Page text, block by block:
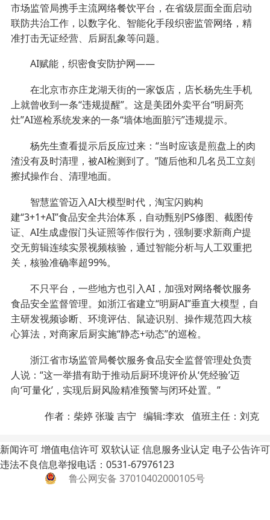
市场监管局携手主流网络餐饮平台，在省级层面全面启动
联防共治工作，以数字化、智能化手段织密监管网络，精
准打击无证经营、后厨乱象等问题。
AI赋能，织密食安防护网——
在北京市亦庄龙湖天街的一家饭店，店长杨先生手机
上就曾收到一条“违规提醒”。这是美团外卖平台“明厨亮
灶”AI巡检系统发来的一条“墙体地面脏污”违规提示。
杨先生查看提示后反应过来：“当时应该是煎盘上的肉
渣没有及时清理，被AI检测到了。”随后他和几名员工立刻
擦拭操作台、清理地面。
智慧监管迈入AI大模型时代，淘宝闪购构
建“3+1+AI”食品安全共治体系，自动甄别PS修图、截图传
证、AI生成虚假门头证照等作假行为，强制要求新商户提
交无剪辑连续实景视频核验，通过智能分析与人工双重把
关，核验准确率超99%。
不只平台，一些地方也引入AI，加强对网络餐饮服务
食品安全监督管理。如浙江省建立“明厨AI”垂直大模型，自
主研发视频诊断、环境评估、鼠迹识别、操作规范四大核
心算法，对商家后厨实施“静态+动态”的巡检。
浙江省市场监管局餐饮服务食品安全监督管理处负责
人说：“这一举措有助于推动后厨环境评价从‘凭经验’迈
向‘可量化’，实现后厨风险精准预警与闭环处置。”
作者：柴婷 张璇 吉宁 编辑:李欢 值班主任：刘克
新闻许可增值电信许可双软认证 信息服务业认定 电子公告许可
违法不良信息举报电话：0531-67976123
鲁公网安备 37010402000105号